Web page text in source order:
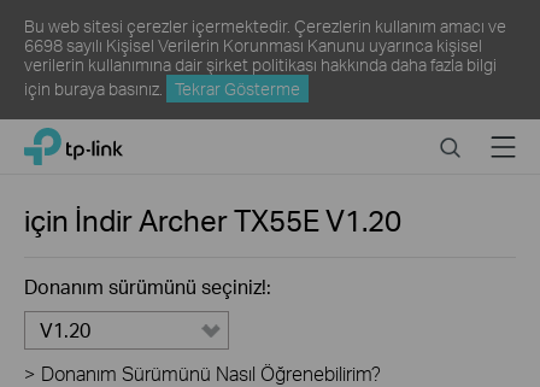
Bu web sitesi çerezler içermektedir. Çerezlerin kullanım amacı ve
6698 sayılı Kişisel Verilerin Korunması Kanunu uyarınca kişisel
verilerin kullanımına dair şirket politikası hakkında daha fazla bilgi
için buraya basınız. Tekrar Gösterme
Click
navigation
TP-Link, Reliably Smart SearchMenu
için İndirArcher TX55EV1.20
Donanım sürümünü seçiniz!:
V1.20
> Donanım Sürümünü Nasıl Öğrenebilirim?